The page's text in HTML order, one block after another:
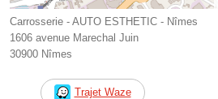
Carrosserie - AUTO ESTHETIC - Nîmes
1606 avenue Marechal Juin
30900 Nîmes
Trajet Waze